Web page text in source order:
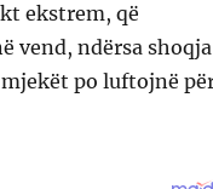
ekstrem, që
vend, ndërsa
po luftojnë